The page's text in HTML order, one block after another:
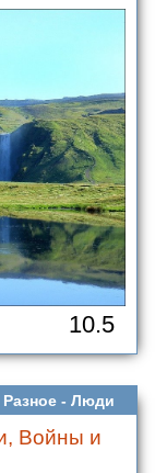
10.5
Разное - Люди
Войны и